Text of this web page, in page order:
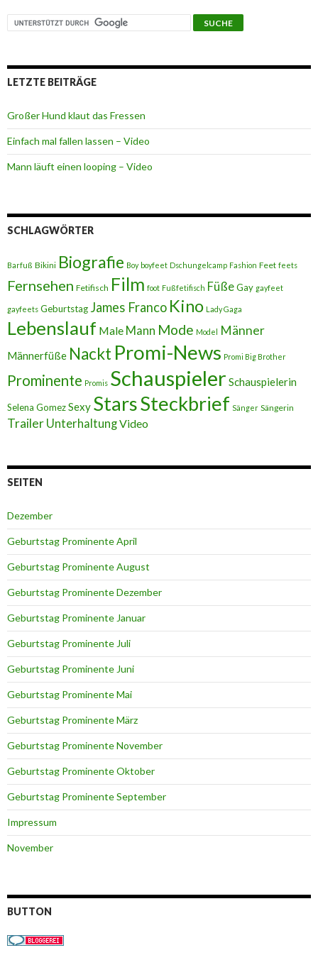
LETZTE BEITRÄGE
Großer Hund klaut das Fressen
Einfach mal fallen lassen – Video
Mann läuft einen looping – Video
SCHLAGWÖRTER
Barfuß Bikini Biografie Boy boyfeet Dschungelcamp Fashion Feet feets
Fernsehen Fetifisch Film foot Fußfetifisch FüßeGay gayfeet
gayfeets Geburtstag James Franco Kino Lady Gaga
Lebenslauf Male Mann Mode Model Männer
Männerfüße Nackt Promi-News Promi Big Brother
Prominente Promis Schauspieler Schauspielerin
Selena GomezSexy StarsSteckbrief Sänger Sängerin
Trailer UnterhaltungVideo
SEITEN
Dezember
Geburtstag Prominente April
Geburtstag Prominente August
Geburtstag Prominente Dezember
Geburtstag Prominente Januar
Geburtstag Prominente Juli
Geburtstag Prominente Juni
Geburtstag Prominente Mai
Geburtstag Prominente März
Geburtstag Prominente November
Geburtstag Prominente Oktober
Geburtstag Prominente September
Impressum
November
BUTTON